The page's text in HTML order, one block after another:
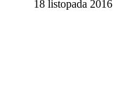
18 listopada 2016